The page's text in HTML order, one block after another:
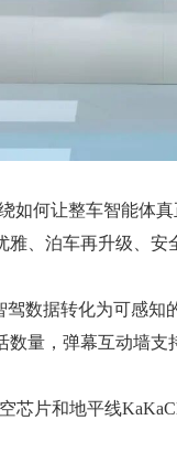
如何让整车智能体
、泊车再升级、安
驾数据转化为可感
量，弹幕互动墙支
芯片和地平线